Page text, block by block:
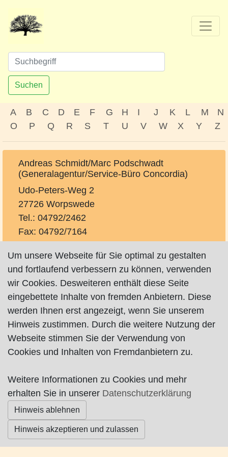
Suchen
A B C D E F G H I J K L M
N
O
P Q R S T U V W X Y Z
Andreas Schmidt/Marc Podschwadt
(Generalagentur/Service-Büro Concordia)
Udo-Peters-Weg 2
27726 Worpswede
Tel.: 04792/2462
Fax: 04792/7164
marc.podschwadt@concordia.de
http://www.concordia.de/andreas-schmidt
http://www.concordia.de/marc-podschwadt
© Worpswede24 2015-2026
Um unsere Webseite für Sie optimal zu gestalten
und fortlaufend verbessern zu können, verwenden
wir Cookies. Desweiteren enthält diese Seite
eingebettete Inhalte von fremden Anbietern. Diese
werden Ihnen erst angezeigt, wenn Sie unserem
Hinweis zustimmen. Durch die weitere Nutzung der
Webseite stimmen Sie der Verwendung von
Cookies und Inhalten von Fremdanbietern zu.
Weitere Informationen zu Cookies und mehr
erhalten Sie in unserer Datenschutzerklärung
Hinweis ablehnen
Hinweis akzeptieren und zulassen